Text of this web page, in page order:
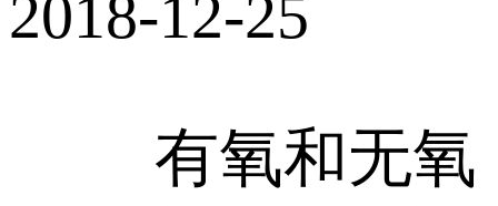
2018-12-25
有氧和无氧